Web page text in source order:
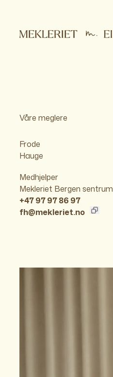
Våre meglere
Frode
Hauge
Medhjelper
Mekleriet Bergen sentrum
+47 97 97 86 97
fh@mekleriet.no